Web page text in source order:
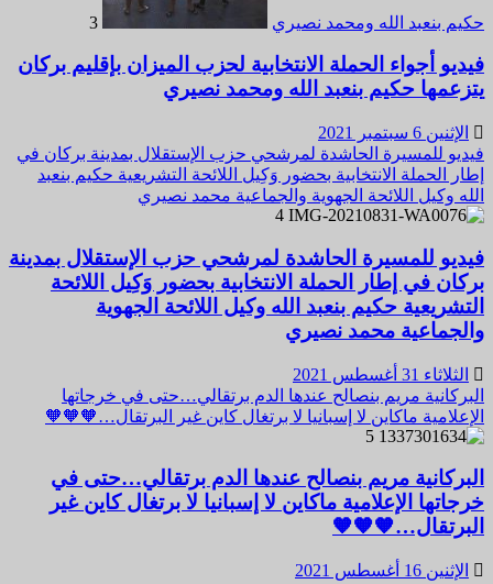
حكيم بنعبد الله ومحمد نصيري 3
فيديو أجواء الحملة الانتخابية لحزب الميزان بإقليم بركان
يتزعمها حكيم بنعبد الله ومحمد نصيري
الإثنين 6 سبتمبر 2021
فيديو للمسيرة الحاشدة لمرشحي حزب الإستقلال بمدينة بركان في
إطار الحملة الانتخابية بحضور وَكِيل اللائحة التشريعية حكيم بنعبد
الله وكيل اللائحة الجهوية والجماعية محمد نصيري
4
فيديو للمسيرة الحاشدة لمرشحي حزب الإستقلال بمدينة
بركان في إطار الحملة الانتخابية بحضور وَكِيل اللائحة
التشريعية حكيم بنعبد الله وكيل اللائحة الجهوية
والجماعية محمد نصيري
الثلاثاء 31 أغسطس 2021
البركانية مريم بنصالح عندها الدم برتقالي…حتى في خرجاتها
الإعلامية ماكاين لا إسبانيا لا برتغال كاين غير البرتقال…🧡🧡🧡
5
البركانية مريم بنصالح عندها الدم برتقالي…حتى في
خرجاتها الإعلامية ماكاين لا إسبانيا لا برتغال كاين غير
البرتقال…🧡🧡🧡
الإثنين 16 أغسطس 2021